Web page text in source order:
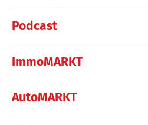
Podcast
ImmoMARKT
AutoMARKT